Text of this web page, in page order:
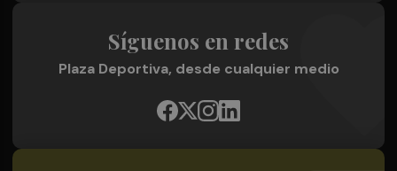
Síguenos en redes
Plaza Deportiva, desde cualquier medio